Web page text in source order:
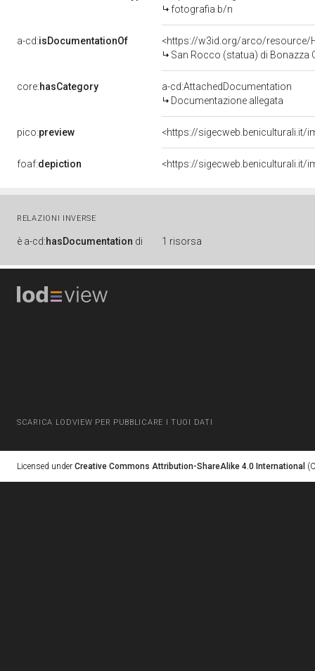
fotografia b/n
a-cd:isDocumentationOf
<https://w3id.org/arco/resource/
San Rocco (statua) di Bonazza
core:hasCategory
a-cd:AttachedDocumentation
Documentazione allegata
pico:preview <https://sigecweb.beniculturali.it/
foaf:depiction <https://sigecweb.beniculturali.it/
RELAZIONI INVERSE
è a-cd:hasDocumentation di 1 risorsa
SCARICA LODVIEW PER PUBBLICARE I TUOI DATI
Licensed under Creative Commons Attribution-ShareAlike 4.0 International